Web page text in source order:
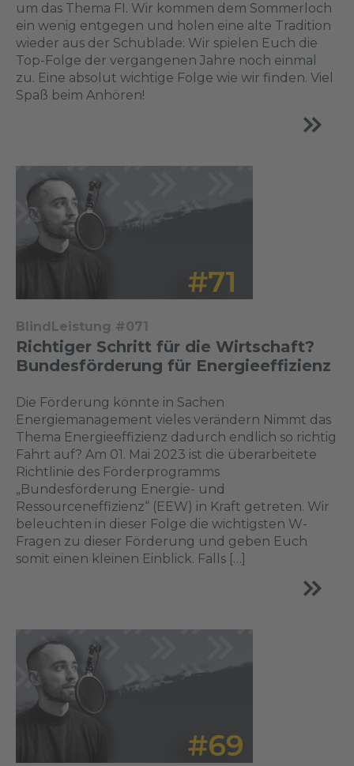
um das Thema FI. Wir kommen dem Sommerloch
ein wenig entgegen und holen eine alte Tradition
wieder aus der Schublade: Wir spielen Euch die
Top-Folge der vergangenen Jahre noch einmal
zu. Eine absolut wichtige Folge wie wir finden. Viel
Spaß beim Anhören!
BlindLeistung #071
Richtiger Schritt für die Wirtschaft?
Bundesförderung für Energieeffizienz
Die Förderung könnte in Sachen
Energiemanagement vieles verändern Nimmt das
Thema Energieeffizienz dadurch endlich so richtig
Fahrt auf? Am 01. Mai 2023 ist die überarbeitete
Richtlinie des Förderprogramms
„Bundesförderung Energie- und
Ressourceneffizienz“ (EEW) in Kraft getreten. Wir
beleuchten in dieser Folge die wichtigsten W-
Fragen zu dieser Förderung und geben Euch
somit einen kleinen Einblick. Falls […]